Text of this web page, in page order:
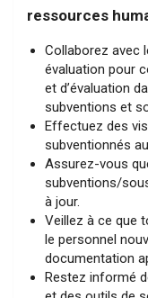
ressources
Collaborez avec
évaluation pour
et d’évaluation
subventions et
Effectuez des
subventionnés
Assurez-vous
subventions/
à jour.
Veillez à ce que
le personnel
documentation
Restez informé